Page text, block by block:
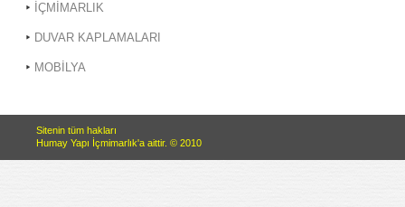
İÇMİMARLIK
DUVAR KAPLAMALARI
MOBİLYA
Sitenin tüm hakları
Humay Yapı İçmimarlık'a aittir. © 2010